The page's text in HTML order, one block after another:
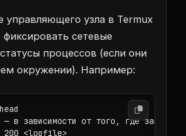
управляющего узла в Termux
сетевые
процессов (если они
окружении). Например:
— в зависимости от того, где запущены
<logfile>